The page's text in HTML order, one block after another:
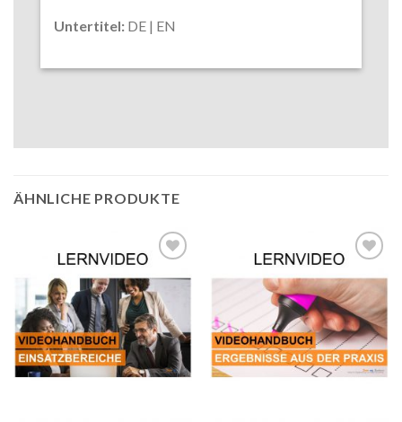
Untertitel: DE | EN
ÄHNLICHE PRODUKTE
Wunschliste
Wunschliste